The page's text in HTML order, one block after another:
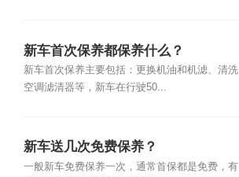
新车首次保养都保养什么？
新车首次保养主要包括：更换机油和机滤、清洗
空调滤清器等，新车在行驶50...
新车送几次免费保养？
一般新车免费保养一次，通常首保都是免费，有